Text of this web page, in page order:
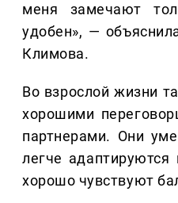
меня замечают
удобен», —
Климова.
Во взрослой жизни
хорошими
партнерами. Они
легче
хорошо чувствуют